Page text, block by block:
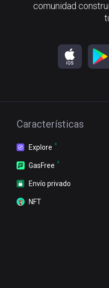
comunidad
Características
Explore
GasFree
Envío privado
NFT